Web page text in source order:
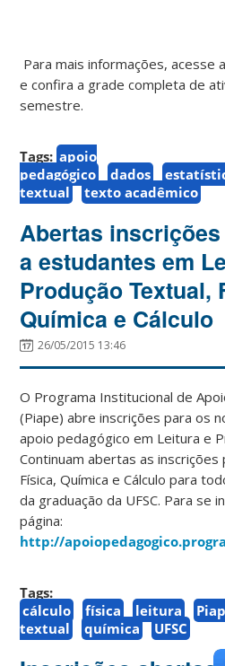
Para mais informações, acesse a
e confira a grade completa de
semestre.
Tags: apoio
pedagógico
dados
textual
texto acadêmico
Abertas
a estudantes em
Produção Textual,
Química e Cálculo
26/05/2015 13:46
O Programa Institucional de
(Piape) abre inscrições para os
apoio pedagógico em Leitura e
Continuam abertas as inscrições
Física, Química e Cálculo para
da graduação da UFSC. Para se
página:
http://
Tags:
cálculo
física leitura
textual
química UFSC